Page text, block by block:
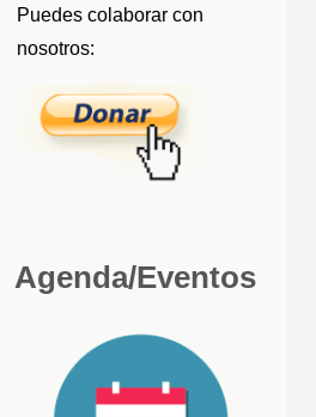
Puedes colaborar con
nosotros:
Agenda/Eventos